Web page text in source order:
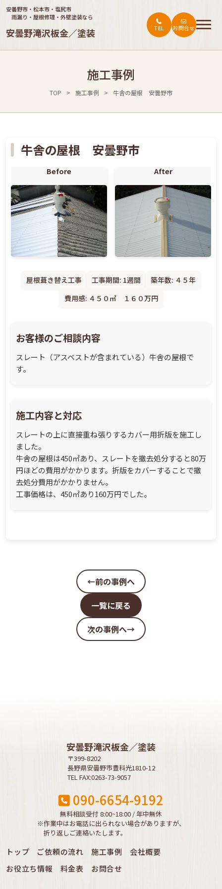
安曇野市・松本市・塩尻市
雨漏り・屋根修理・外壁塗装なら
安曇野滝沢板金／塗装
お役立ち情報・お客様の声
TEL お問合せ
施工事例
TOP > 施工事例 > 牛舎の屋根 安曇野市
牛舎の屋根 安曇野市
Before After
屋根葺き替え工事 工事期間: 1週間
築年数: ４５年
費用感: ４５０㎡ １６０万円
お客様のご相談内容
スレート（アスベストが含まれている）牛舎の屋根で
す。
施工内容と対応
スレートの上に直接重ね張りするカバー用折版を施工し
ました。
牛舎の屋根は450㎡あり、スレートを撤去処分すると80万
円ほどの費用がかかります。折版をカバーすることで撤
去処分費用がかかりません。
工事価格は、450㎡あり160万円でした。
←前の事例へ
次の事例へ→
一覧に戻る
安曇野滝沢板金／塗装
〒399-8202
長野県安曇野市豊科光1810-12
TEL FAX:0263-73-9057
090-6654-9192
無料相談受付 8:00~18:00 / 年中無休
※作業中はお電話に出られない場合がありますが、
折り返しご連絡いたします。
トップ ご依頼の流れ 施工事例
会社概要
お役立ち情報
料金表 お問合せ